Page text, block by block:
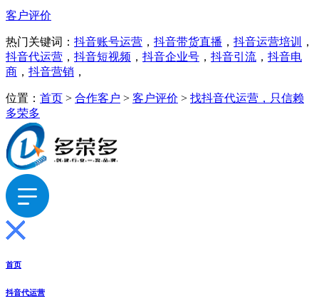
客户评价
热门关键词： 抖音账号运营 ， 抖音带货直播 ， 抖音运营培训
，
抖音代运营 ， 抖音短视频 ， 抖音企业号 ， 抖音引流 ， 抖音电
商 ， 抖音营销 ，
位置： 首页 > 合作客户 > 客户评价 > 找抖音代运营，只信赖
多荣多
首页
抖音代运营